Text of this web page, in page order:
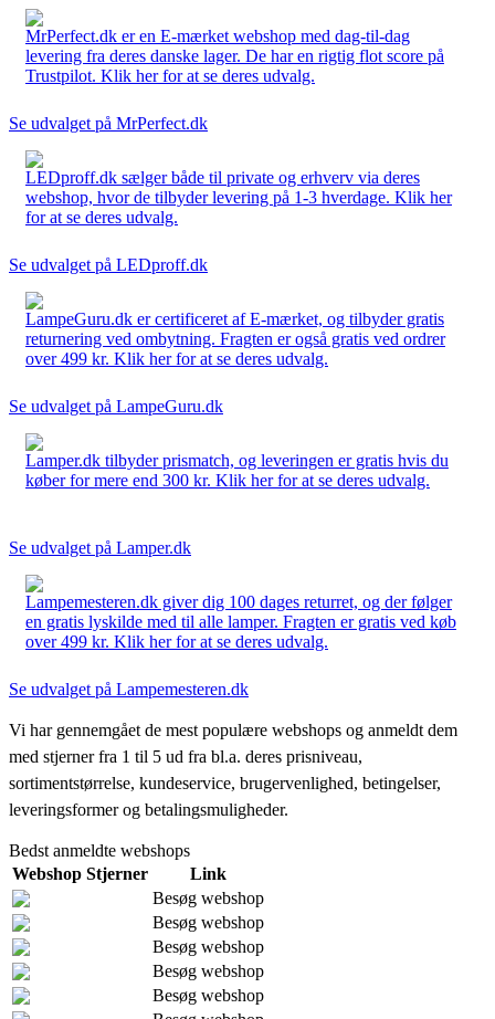
MrPerfect.dk er en E-mærket webshop med dag-til-dag
levering fra deres danske lager. De har en rigtig flot score på
Trustpilot. Klik her for at se deres udvalg.
Se udvalget på MrPerfect.dk
LEDproff.dk sælger både til private og erhverv via deres
webshop, hvor de tilbyder levering på 1-3 hverdage. Klik her
for at se deres udvalg.
Se udvalget på LEDproff.dk
LampeGuru.dk er certificeret af E-mærket, og tilbyder gratis
returnering ved ombytning. Fragten er også gratis ved ordrer
over 499 kr. Klik her for at se deres udvalg.
Se udvalget på LampeGuru.dk
Lamper.dk tilbyder prismatch, og leveringen er gratis hvis du
køber for mere end 300 kr. Klik her for at se deres udvalg.
Se udvalget på Lamper.dk
Lampemesteren.dk giver dig 100 dages returret, og der følger
en gratis lyskilde med til alle lamper. Fragten er gratis ved køb
over 499 kr. Klik her for at se deres udvalg.
Se udvalget på Lampemesteren.dk
Vi har gennemgået de mest populære webshops og anmeldt dem
med stjerner fra 1 til 5 ud fra bl.a. deres prisniveau,
sortimentstørrelse, kundeservice, brugervenlighed, betingelser,
leveringsformer og betalingsmuligheder.
Bedst anmeldte webshops
Webshop Stjerner
Link
Besøg webshop
Besøg webshop
Besøg webshop
Besøg webshop
Besøg webshop